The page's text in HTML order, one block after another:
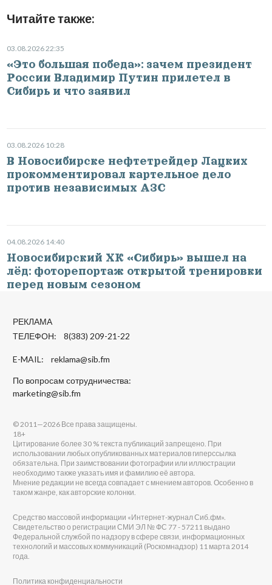
Читайте также:
03.08.2026 22:35
«Это большая победа»: зачем президент
России Владимир Путин прилетел в
Сибирь и что заявил
03.08.2026 10:28
В Новосибирске нефтетрейдер Лацких
прокомментировал картельное дело
против независимых АЗС
04.08.2026 14:40
Новосибирский ХК «Сибирь» вышел на
лёд: фоторепортаж открытой тренировки
перед новым сезоном
РЕКЛАМА
ТЕЛЕФОН: 8(383) 209-21-22
E-MAIL: reklama@sib.fm
По вопросам сотрудничества:
marketing@sib.fm
© 2011—2026 Все права защищены.
18+
Цитирование более 30 % текста публикаций запрещено. При
использовании любых опубликованных материалов гиперссылка
обязательна. При заимствовании фотографии или иллюстрации
необходимо также указать имя и фамилию её автора.
Мнение редакции не всегда совпадает с мнением авторов. Особенно в
таком жанре, как авторские колонки.
Средство массовой информации «Интернет-журнал Сиб.фм».
Свидетельство о регистрации СМИ ЭЛ № ФС 77 - 57211 выдано
Федеральной службой по надзору в сфере связи, информационных
технологий и массовых коммуникаций (Роскомнадзор) 11 марта 2014
года.
Политика конфиденциальности